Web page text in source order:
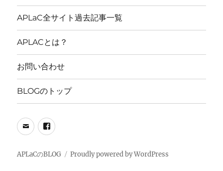
メ
ー
開
APLaC全サイト過去記事一覧
APLACとは？
お問い合わせ
BLOGのトップ
メ
ル
FB
APLaCのBLOG Proudly powered by WordPress